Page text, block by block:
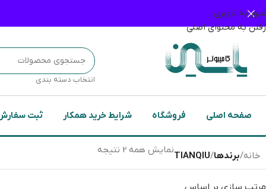
عبور به ناوبری
رفتن به محتوای اصلی
انتخاب دسته بندی
صفحه اصلی فروشگاه شرایط خرید همکار ثبت
خانه/برندها/
TIANQIUنمایش همه 2 نتیجه